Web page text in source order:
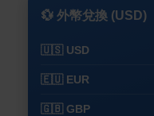
💱 外幣兌換 (USD)
🇺🇸 USD
🇪🇺 EUR
🇬🇧 GBP